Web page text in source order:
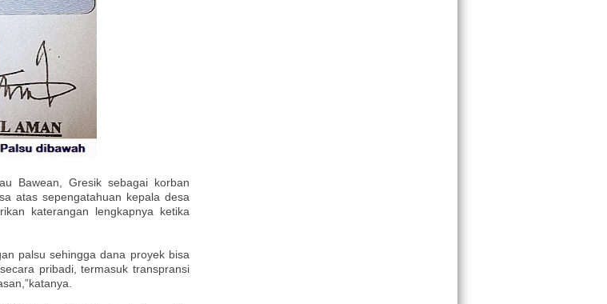
Bawean, Gresik sebagai korban
atas sepengatahuan kepala desa
katerangan lengkapnya ketika
palsu sehingga dana proyek bisa
pribadi, termasuk transpransi